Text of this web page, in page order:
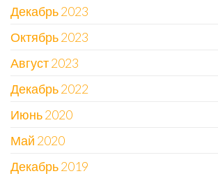
Декабрь 2023
Октябрь 2023
Август 2023
Декабрь 2022
Июнь 2020
Май 2020
Декабрь 2019